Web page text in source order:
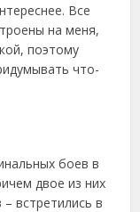
Все
на меня,
поэтому
что-
боев в
двое из них
встретились в